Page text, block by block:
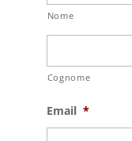
Nome
Cognome
Email *